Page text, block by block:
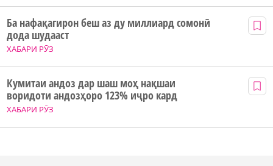
ХАБАРИ РӮЗ
Ба нафақагирон беш аз ду миллиард сомонӣ
дода шудааст
ХАБАРИ РӮЗ
Кумитаи андоз дар шаш моҳ нақшаи
воридоти андозҳоро 123% иҷро кард